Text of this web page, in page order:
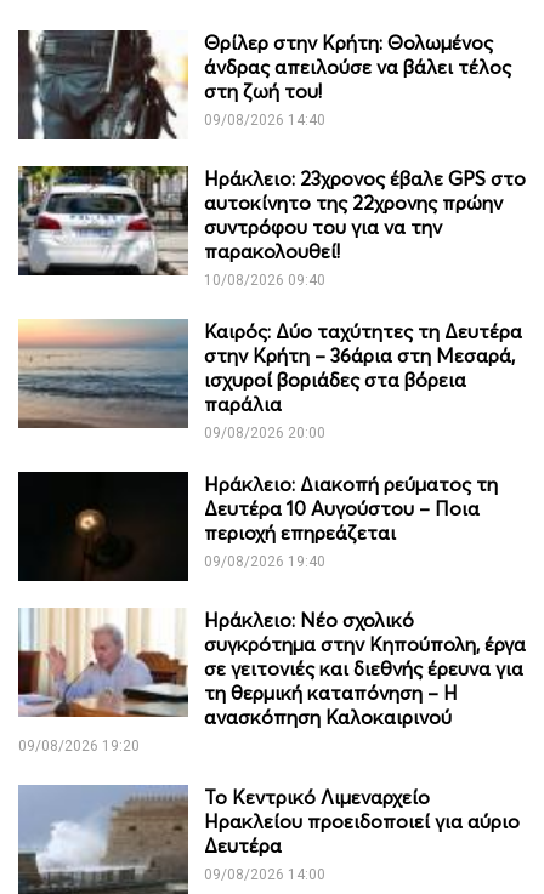
Θρίλερ στην Κρήτη: Θολωμένος
άνδρας απειλούσε να βάλει τέλος
στη ζωή του!
09/08/2026 14:40
Ηράκλειο: 23χρονος έβαλε GPS στο
αυτοκίνητο της 22χρονης πρώην
συντρόφου του για να την
παρακολουθεί!
10/08/2026 09:40
Καιρός: Δύο ταχύτητες τη Δευτέρα
στην Κρήτη – 36άρια στη Μεσαρά,
ισχυροί βοριάδες στα βόρεια
παράλια
09/08/2026 20:00
Ηράκλειο: Διακοπή ρεύματος τη
Δευτέρα 10 Αυγούστου – Ποια
περιοχή επηρεάζεται
09/08/2026 19:40
Ηράκλειο: Νέο σχολικό
συγκρότημα στην Κηπούπολη, έργα
σε γειτονιές και διεθνής έρευνα για
τη θερμική καταπόνηση – Η
ανασκόπηση Καλοκαιρινού
09/08/2026 19:20
Το Κεντρικό Λιμεναρχείο
Ηρακλείου προειδοποιεί για αύριο
Δευτέρα
09/08/2026 14:00